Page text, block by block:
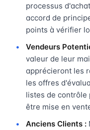
processus
accord de
points à vérifier
Vendeurs
valeur de leur
apprécieront les
les offres
listes de contrôle
être mise en
Anciens Clients :